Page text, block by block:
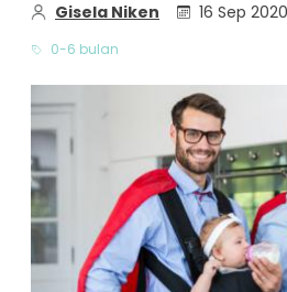
Gisela Niken 16 Sep 2020
0-6 bulan